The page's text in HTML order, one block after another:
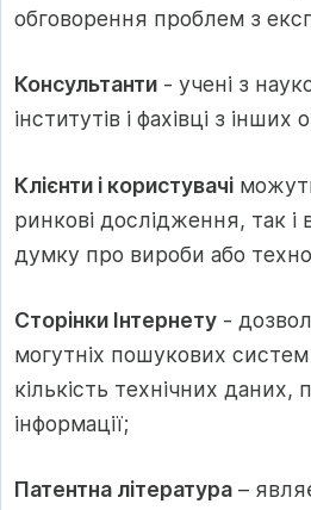
обговорення проблем з
Консультанти - учені з
інститутів і фахівці з інших
Клієнти і користувачі
ринкові дослідження, так
думку про вироби або
Сторінки Інтернету -
могутніх пошукових систем
кількість технічних даних,
інформації;
Патентна література –